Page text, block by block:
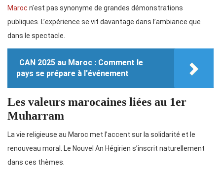
Maroc n’est pas synonyme de grandes démonstrations
publiques. L’expérience se vit davantage dans l’ambiance que
dans le spectacle.
CAN 2025 au Maroc : Comment le
pays se prépare à l'événement
Les valeurs marocaines liées au 1er
Muharram
La vie religieuse au Maroc met l’accent sur la solidarité et le
renouveau moral. Le Nouvel An Hégirien s’inscrit naturellement
dans ces thèmes.